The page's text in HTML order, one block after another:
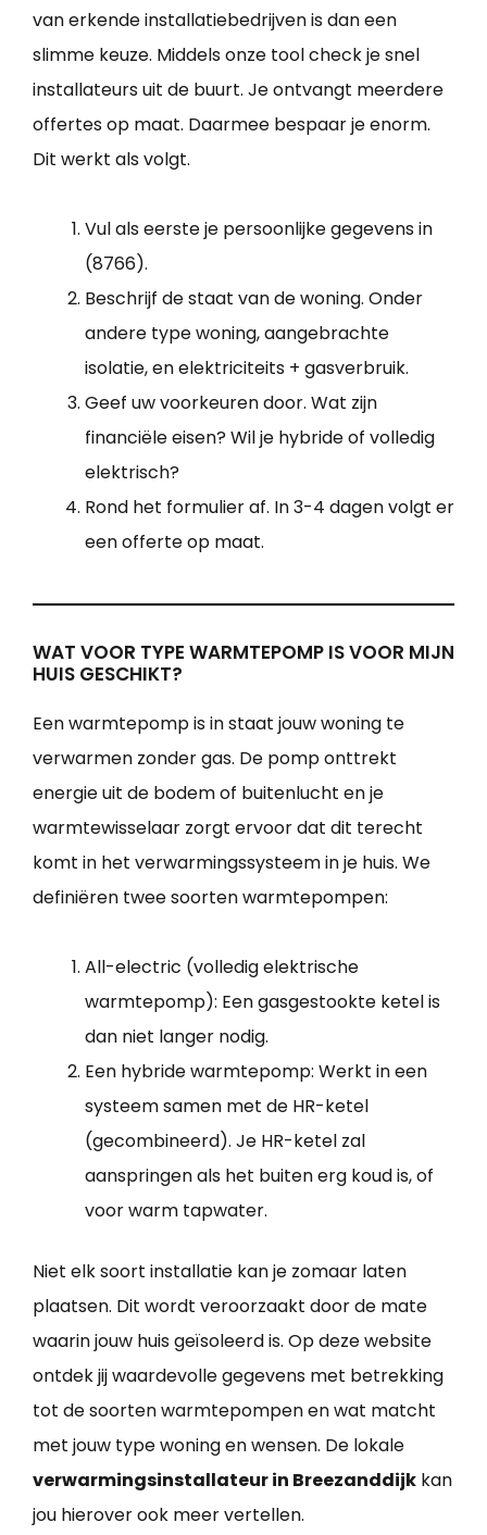
van erkende installatiebedrijven is dan een
slimme keuze. Middels onze tool check je snel
installateurs uit de buurt. Je ontvangt meerdere
offertes op maat. Daarmee bespaar je enorm.
Dit werkt als volgt.
Vul als eerste je persoonlijke gegevens in
(8766).
Beschrijf de staat van de woning. Onder
andere type woning, aangebrachte
isolatie, en elektriciteits + gasverbruik.
Geef uw voorkeuren door. Wat zijn
financiële eisen? Wil je hybride of volledig
elektrisch?
Rond het formulier af. In 3-4 dagen volgt er
een offerte op maat.
WAT VOOR TYPE WARMTEPOMP IS VOOR MIJN
HUIS GESCHIKT?
Een warmtepomp is in staat jouw woning te
verwarmen zonder gas. De pomp onttrekt
energie uit de bodem of buitenlucht en je
warmtewisselaar zorgt ervoor dat dit terecht
komt in het verwarmingssysteem in je huis. We
definiëren twee soorten warmtepompen:
All-electric (volledig elektrische
warmtepomp): Een gasgestookte ketel is
dan niet langer nodig.
Een hybride warmtepomp: Werkt in een
systeem samen met de HR-ketel
(gecombineerd). Je HR-ketel zal
aanspringen als het buiten erg koud is, of
voor warm tapwater.
Niet elk soort installatie kan je zomaar laten
plaatsen. Dit wordt veroorzaakt door de mate
waarin jouw huis geïsoleerd is. Op deze website
ontdek jij waardevolle gegevens met betrekking
tot de soorten warmtepompen en wat matcht
met jouw type woning en wensen. De lokale
verwarmingsinstallateur in Breezanddijk kan
jou hierover ook meer vertellen.